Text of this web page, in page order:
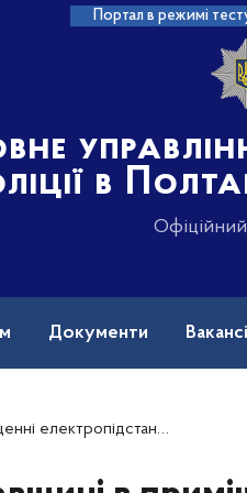
Портал в режимі
в
Документи
чоловіка: поліція розпочала розслідування